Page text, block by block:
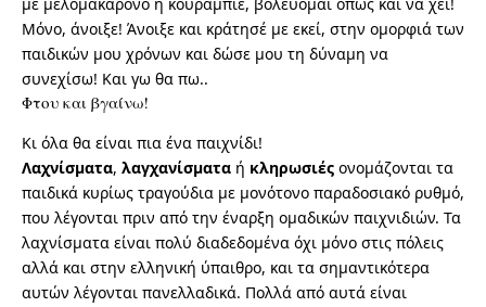
με μελομακάρονο ή κουραμπιέ, βολεύομαι όπως και να χει!
Μόνο, άνοιξε! Άνοιξε και κράτησέ με εκεί, στην ομορφιά των
παιδικών μου χρόνων και δώσε μου τη δύναμη να
συνεχίσω! Και γω θα πω..
Φτου και βγαίνω!
Κι όλα θα είναι πια ένα παιχνίδι!
Λαχνίσματα, λαγχανίσματα ή κληρωσιές ονομάζονται τα
παιδικά κυρίως τραγούδια με μονότονο παραδοσιακό ρυθμό,
που λέγονται πριν από την έναρξη ομαδικών παιχνιδιών. Τα
λαχνίσματα είναι πολύ διαδεδομένα όχι μόνο στις πόλεις
αλλά και στην ελληνική ύπαιθρο, και τα σημαντικότερα
αυτών λέγονται πανελλαδικά. Πολλά από αυτά είναι